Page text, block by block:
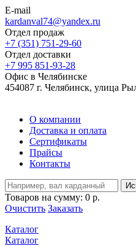
E-mail
kardanval74@yandex.ru
Отдел продаж
+7 (351) 751-29-60
Отдел доставки
+7 995 851-93-28
Офис в Челябинске
454087 г. Челябинск, улица
О компании
Доставка и оплата
Сертификаты
Прайсы
Контакты
Товаров на сумму: 0 р.
Очистить Заказать
Каталог
Каталог